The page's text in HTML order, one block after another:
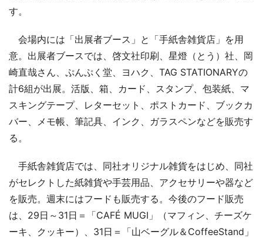
す。
会場内には「出展者ブース」と「手紙舎雑貨店」を用
意。出展者ブースでは、啓文社印刷、星燈（とう）社、岡
崎直哉さん、ぷんぷく堂、ヨハク、TAG STATIONARYの
計6組が出展。活版、箱、カード、スタンプ、包装紙、マ
スキングテープ、レターセット、ポストカード、ブックカ
バー、メモ帳、筆記具、インク、ガラスペンなどを販売す
る。
手紙舎雑貨店では、同社オリジナル雑貨をはじめ、同社
がセレクトした紙雑貨や手芸用品、アクセサリーや器など
を販売。週末にはフードも販売する。今後のフード販売
は、29日～31日＝「CAFÉ MUGI」（マフィン、チーズケ
ーキ、クッキー）、31日＝「山ベーグル＆CoffeeStand」